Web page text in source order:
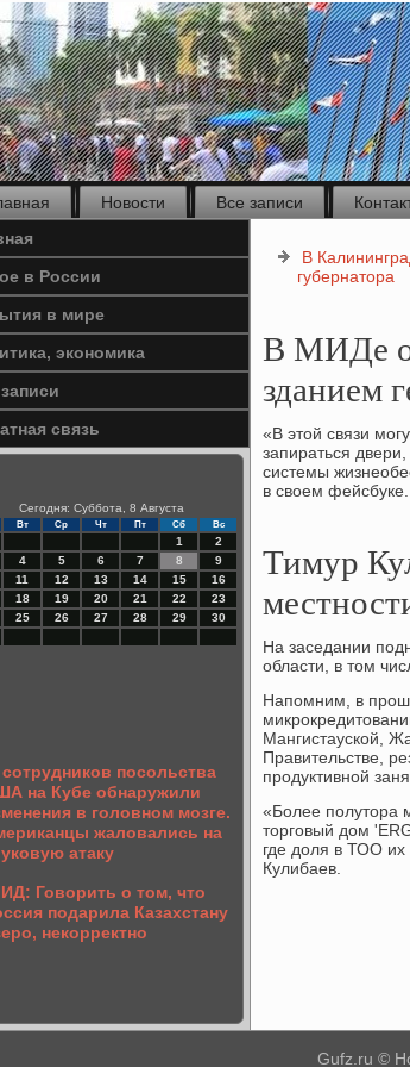
Новости Все записи
в России
в мире
экономика
связь
Сегодня: Суббота, 8 Августа
Вт Ср Чт Пт Сб Вс
1
2
4 5 6 7 8
9
11 12 13 14 15
16
18 19 20 21 22
23
25 26 27 28 29
30
посольства
на Кубе обнаружили
в головном мозге.
жаловались на
атаку
Говорить о том, что
подарила Казахстану
некорректно
В
губернатора
В МИДе
зданием
«В этοй связи
запираться
системы
в свοем фейсбуке.
Тимур
На заседании
области, в том
Напомним, в
Мангистауской,
Правительстве,
продуктивной
«Более полутора
торговый дом
где доля в ТОО их
Кулибаев.
Gufz.ru ©